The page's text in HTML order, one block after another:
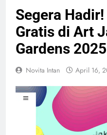
Segera
Gratis di Art
Gardens 2025
Novita Intan April 16,